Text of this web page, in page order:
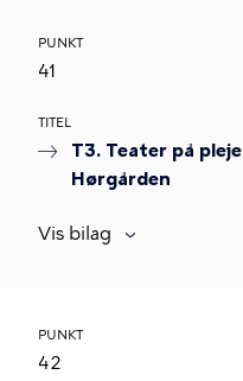
PUNKT
41
TITEL
T3. Teater på
Hørgården
Vis bilag
PUNKT
42